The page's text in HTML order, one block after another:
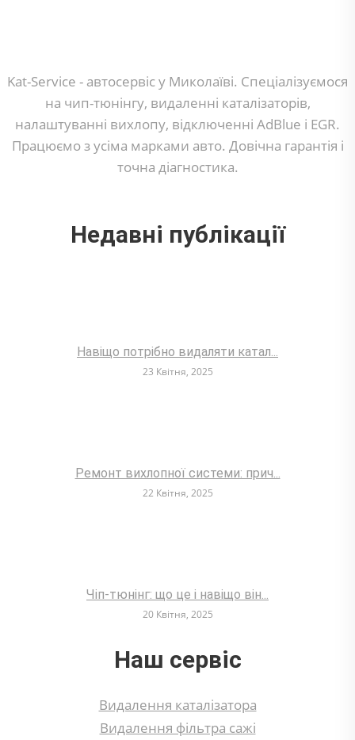
Kat-Service - автосервіс у Миколаїві. Спеціалізуємося
на чип-тюнінгу, видаленні каталізаторів,
налаштуванні вихлопу, відключенні AdBlue і EGR.
Працюємо з усіма марками авто. Довічна гарантія і
точна діагностика.
Недавні публікації
Навіщо потрібно видаляти катал...
23 Квітня, 2025
Ремонт вихлопної системи: прич...
22 Квітня, 2025
Чіп-тюнінг: що це і навіщо він...
20 Квітня, 2025
Наш сервіс
Видалення каталізатора
Видалення фільтра сажі